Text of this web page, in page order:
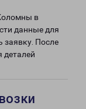
в
данные для
заявку. После
деталей